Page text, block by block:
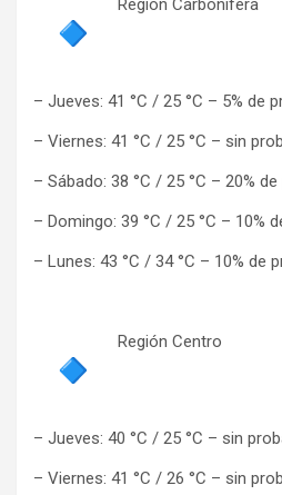
Región Carbonífera
– Jueves: 41 °C / 25 °C – 5% de
– Viernes: 41 °C / 25 °C – sin
– Sábado: 38 °C / 25 °C – 20%
– Domingo: 39 °C / 25 °C – 10%
– Lunes: 43 °C / 34 °C – 10% de
Región Centro
– Jueves: 40 °C / 25 °C – sin
– Viernes: 41 °C / 26 °C – sin